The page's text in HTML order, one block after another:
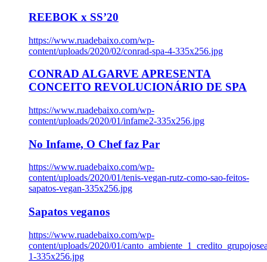
REEBOK x SS’20
https://www.ruadebaixo.com/wp-
content/uploads/2020/02/conrad-spa-4-335x256.jpg
CONRAD ALGARVE APRESENTA
CONCEITO REVOLUCIONÁRIO DE SPA
https://www.ruadebaixo.com/wp-
content/uploads/2020/01/infame2-335x256.jpg
No Infame, O Chef faz Par
https://www.ruadebaixo.com/wp-
content/uploads/2020/01/tenis-vegan-rutz-como-sao-feitos-
sapatos-vegan-335x256.jpg
Sapatos veganos
https://www.ruadebaixo.com/wp-
content/uploads/2020/01/
1-335x256.jpg